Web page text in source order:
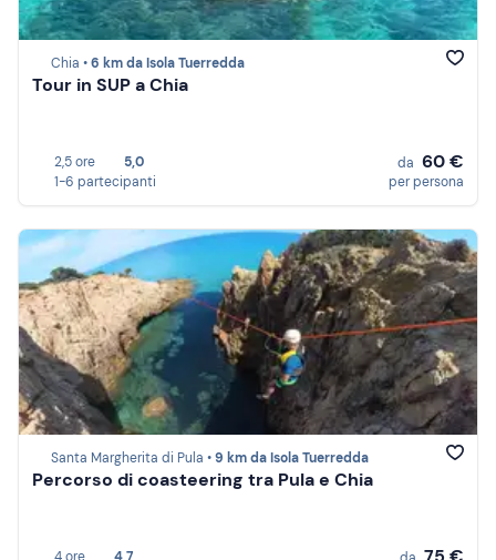
Chia •6 km da Isola Tuerredda
Tour in SUP a Chia
2,5 ore
5,0
1-6 partecipanti
da 60 €
per persona
Santa Margherita di Pula •9 km da Isola Tuerredda
Percorso di coasteering tra Pula e Chia